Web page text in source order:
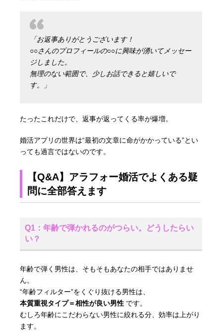
「お返事ありがとうございます！
○○さんのプロフィールの○○に興味が湧いてメッセー
ジしました。
無理のない範囲で、少しお話できると嬉しいで
す。」
たったこれだけで、返事が返ってくる率が爆増。
婚活アプリの世界は“最初の文章に命がかかっている”とい
っても過言ではないのです。
【Q&A】アラフォー婚活でよくある疑
問に全部答えます
Q1：年齢で弾かれるのがつらい。どうしたらい
い？
年齢で弾く男性は、そもそもあなたの相手ではありませ
ん。
“年齢フィルター”をくぐり抜ける男性は、
本質重視タイプ＝相性が良い男性 です。
むしろ年齢にこだわらない男性に絞れる分、効率は上がり
ます。